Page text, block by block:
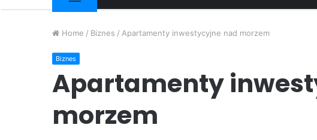
Home / Biznes / Apartamenty inwestycyjne nad morzem
Biznes
Apartamenty
morzem